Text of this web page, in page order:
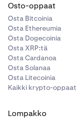
Osto-oppaat
Osta Bitcoinia
Osta Ethereumia
Osta Dogecoinia
Osta XRP:tä
Osta Cardanoa
Osta Solanaa
Osta Litecoinia
Kaikki krypto-oppaat
Lompakko